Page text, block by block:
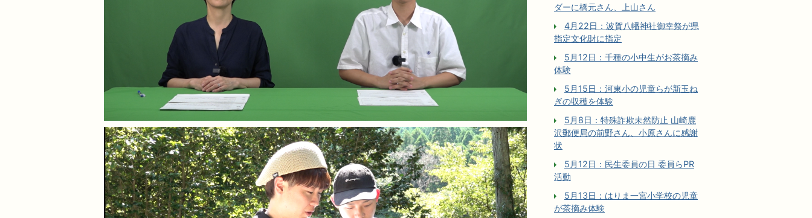
ダーに橋元さん、上山さん
4月22日：波賀八幡神社御幸祭が県
指定文化財に指定
5月12日：千種の小中生がお茶摘み
体験
5月15日：河東小の児童らが新玉ね
ぎの収穫を体験
5月8日：特殊詐欺未然防止 山崎鹿
沢郵便局の前野さん、小原さんに感謝
状
5月12日：民生委員の日 委員らPR
活動
5月13日：はりま一宮小学校の児童
が茶摘み体験